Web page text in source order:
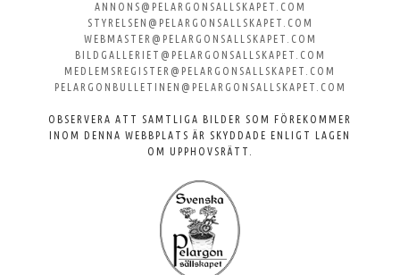
Svenska
Pelargonsällskapet
ANNONS@PELARGONSALLSKAPET.COM
STYRELSEN@PELARGONSALLSKAPET.COM
WEBMASTER@PELARGONSALLSKAPET.COM
BILDGALLERIET@PELARGONSALLSKAPET.COM
MEDLEMSREGISTER@PELARGONSALLSKAPET.COM
PELARGONBULLETINEN@PELARGONSALLSKAPET.COM
OBSERVERA ATT SAMTLIGA BILDER SOM FÖREKOMMER
INOM DENNA WEBBPLATS ÄR SKYDDADE ENLIGT LAGEN
OM UPPHOVSRÄTT.